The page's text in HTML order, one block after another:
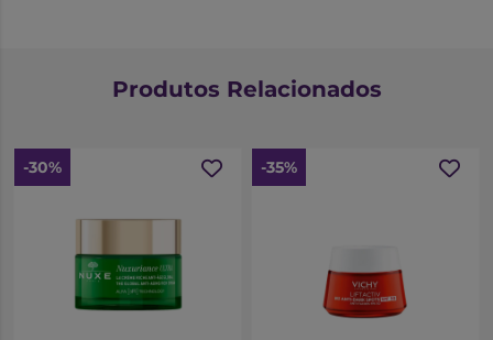
Produtos Relacionados
-30% -35%